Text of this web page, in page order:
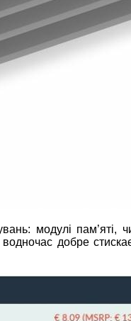
модулі пам’яті,
водночас добре